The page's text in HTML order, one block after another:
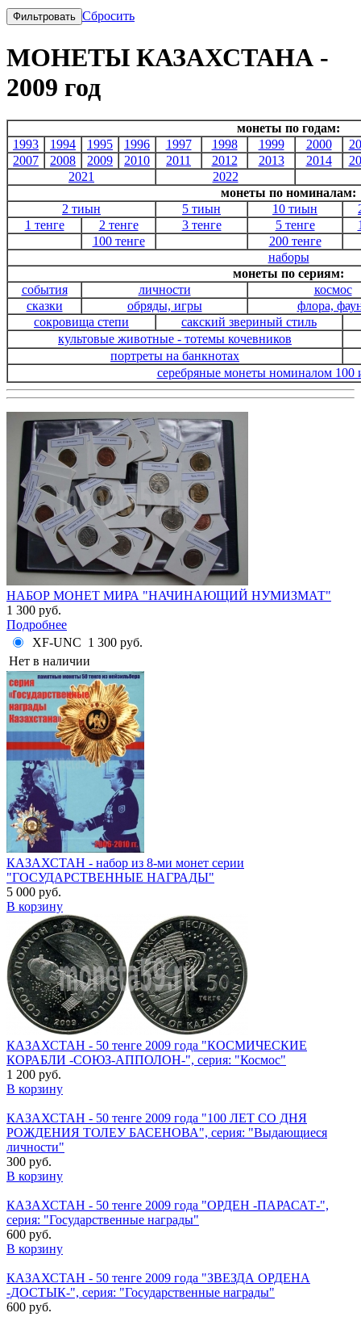
Сбросить
МОНЕТЫ КАЗАХСТАНА -
2009 год
монеты по годам:
1993
1994 1995 1996 1997 1998 1999 2000
2007
2008 2009 2010 2011 2012 2013 2014
2021
2022
монеты по номиналам:
2 тиын
5 тиын 10 тиын
1 тенге
2 тенге 3 тенге 5 тенге
100 тенге
200 тенге
наборы
монеты по сериям:
события
личности
космос
сказки
обряды, игры
флора,
сокровища степи
сакский звериный стиль
культовые животные - тотемы кочевников
портреты на банкнотах
серебряные монеты номиналом 100
НАБОР МОНЕТ МИРА "НАЧИНАЮЩИЙ НУМИЗМАТ"
1 300 руб.
Подробнее
XF-UNC 1 300 руб.
Нет в наличии
КАЗАХСТАН - набор из 8-ми монет серии
"ГОСУДАРСТВЕННЫЕ НАГРАДЫ"
5 000 руб.
В корзину
КАЗАХСТАН - 50 тенге 2009 года "КОСМИЧЕСКИЕ
КОРАБЛИ -СОЮЗ-АППОЛОН-", серия: "Космос"
1 200 руб.
В корзину
КАЗАХСТАН - 50 тенге 2009 года "100 ЛЕТ СО ДНЯ
РОЖДЕНИЯ ТОЛЕУ БАСЕНОВА", серия: "Выдающиеся
личности"
300 руб.
В корзину
КАЗАХСТАН - 50 тенге 2009 года "ОРДЕН -ПАРАСАТ-",
серия: "Государственные награды"
600 руб.
В корзину
КАЗАХСТАН - 50 тенге 2009 года "ЗВЕЗДА ОРДЕНА
-ДОСТЫК-", серия: "Государственные награды"
600 руб.